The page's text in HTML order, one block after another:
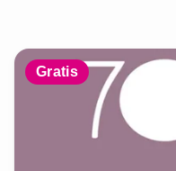
Gratis